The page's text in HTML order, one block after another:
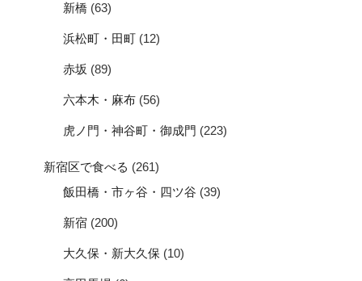
新橋 (63)
浜松町・田町 (12)
赤坂 (89)
六本木・麻布 (56)
虎ノ門・神谷町・御成門 (223)
新宿区で食べる (261)
飯田橋・市ヶ谷・四ツ谷 (39)
新宿 (200)
大久保・新大久保 (10)